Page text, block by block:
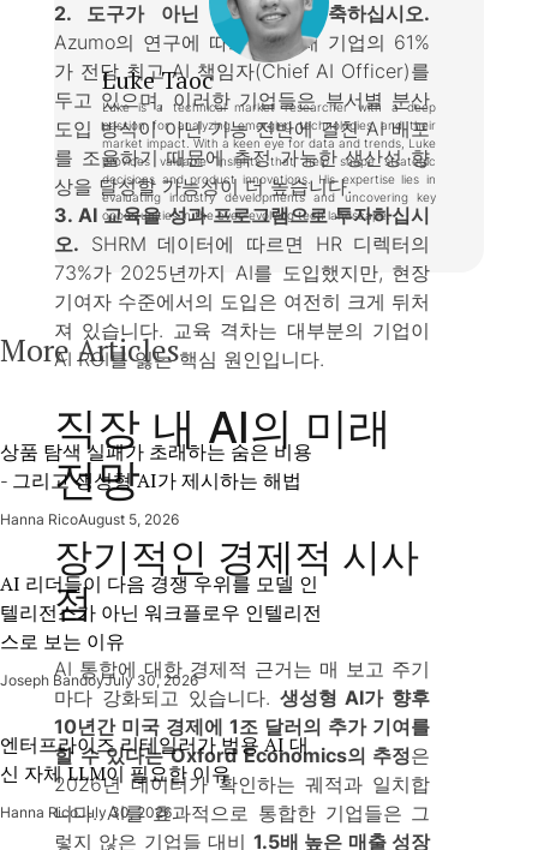
2. 도구가 아닌 시스템을 구축하십시오.
Azumo의 연구에 따르면, 현재 기업의 61%
가 전담 최고 AI 책임자(Chief AI Officer)를
두고 있으며, 이러한 기업들은 부서별 분산
도입 방식이 아닌 기능 전반에 걸친 AI 배포
를 조율하기 때문에 측정 가능한 생산성 향
상을 달성할 가능성이 더 높습니다.
3. AI 교육을 성과 프로그램으로 투자하십시
오. SHRM 데이터에 따르면 HR 디렉터의
73%가 2025년까지 AI를 도입했지만, 현장
기여자 수준에서의 도입은 여전히 크게 뒤처
져 있습니다. 교육 격차는 대부분의 기업이
AI ROI를 잃는 핵심 원인입니다.
직장 내 AI의 미래
전망
장기적인 경제적 시사
점
AI 통합에 대한 경제적 근거는 매 보고 주기
마다 강화되고 있습니다. 생성형 AI가 향후
10년간 미국 경제에 1조 달러의 추가 기여를
할 수 있다는 Oxford Economics의 추정은
2026년 데이터가 확인하는 궤적과 일치합
니다. AI를 효과적으로 통합한 기업들은 그
렇지 않은 기업들 대비 1.5배 높은 매출 성장
Luke Taoc
Luke is a technical market researcher with a deep
passion for analyzing emerging technologies and their
market impact. With a keen eye for data and trends, Luke
provides valuable insights that help shape strategic
decisions and product innovations. His expertise lies in
evaluating industry developments and uncovering key
opportunities in the ever-evolving tech landscape.
More Articles
상품 탐색 실패가 초래하는 숨은 비용
- 그리고 생성형 AI가 제시하는 해법
Hanna RicoAugust 5, 2026
AI 리더들이 다음 경쟁 우위를 모델 인
텔리전스가 아닌 워크플로우 인텔리전
스로 보는 이유
Joseph BandoyJuly 30, 2026
엔터프라이즈 리테일러가 범용 AI 대
신 자체 LLM이 필요한 이유
Hanna RicoJuly 30, 2026